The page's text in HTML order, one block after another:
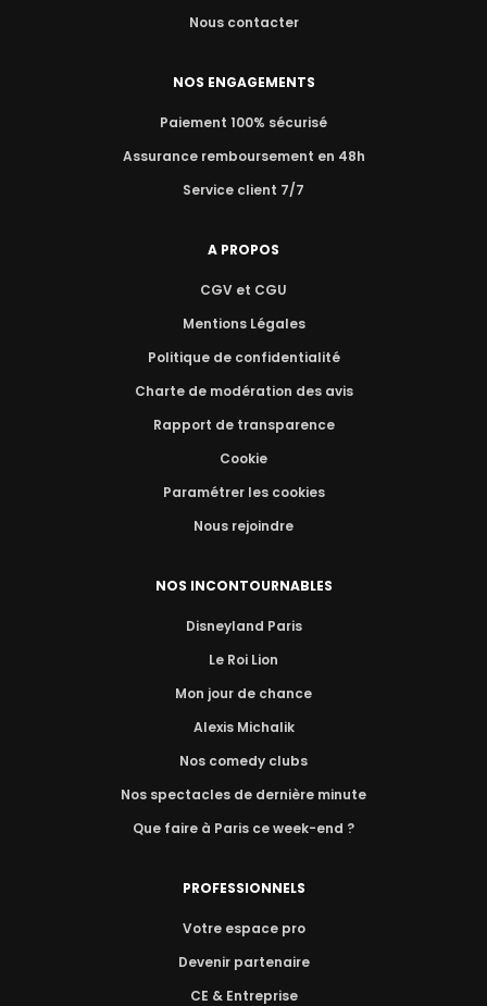
Nous contacter
NOS ENGAGEMENTS
Paiement 100% sécurisé
Assurance remboursement en 48h
Service client 7/7
A PROPOS
CGV et CGU
Mentions Légales
Politique de confidentialité
Charte de modération des avis
Rapport de transparence
Cookie
Paramétrer les cookies
Nous rejoindre
NOS INCONTOURNABLES
Disneyland Paris
Le Roi Lion
Mon jour de chance
Alexis Michalik
Nos comedy clubs
Nos spectacles de dernière minute
Que faire à Paris ce week-end ?
PROFESSIONNELS
Votre espace pro
Devenir partenaire
CE & Entreprise